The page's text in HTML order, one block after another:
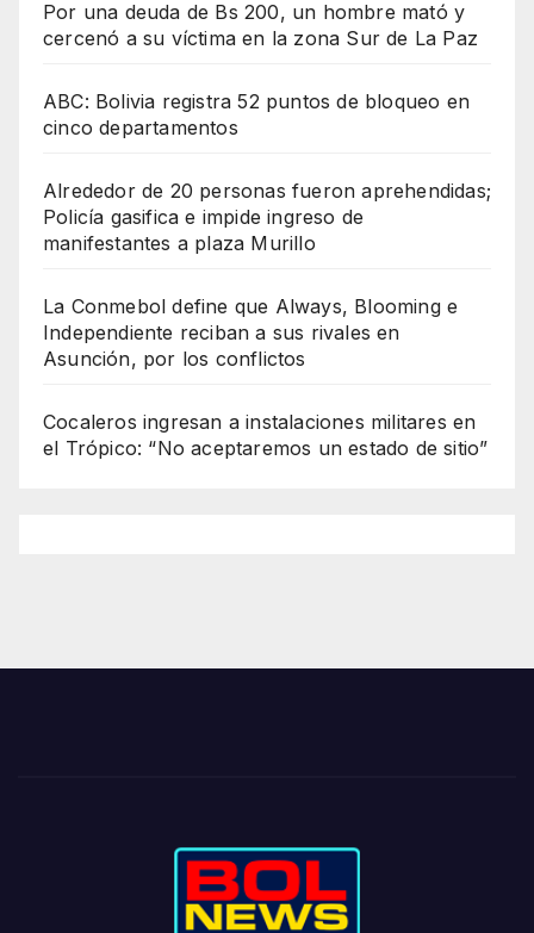
Por una deuda de Bs 200, un hombre mató y
cercenó a su víctima en la zona Sur de La Paz
ABC: Bolivia registra 52 puntos de bloqueo en
cinco departamentos
Alrededor de 20 personas fueron aprehendidas;
Policía gasifica e impide ingreso de
manifestantes a plaza Murillo
La Conmebol define que Always, Blooming e
Independiente reciban a sus rivales en
Asunción, por los conflictos
Cocaleros ingresan a instalaciones militares en
el Trópico: “No aceptaremos un estado de sitio”